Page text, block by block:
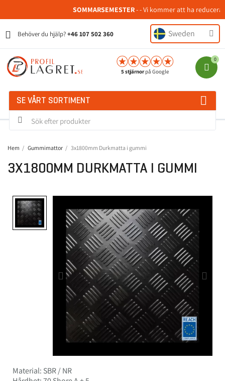
SOMMARSEMESTER- - Vi kommer att ha reducerad
Behöver du hjälp?+46 107 502 360 Sweden
5 stjärnorpå Google
SE VÅRT SORTIMENT
Hem Gummimattor 3x1800mm Durkmatta i gummi
3X1800MM DURKMATTA I GUMMI
Material: SBR / NR